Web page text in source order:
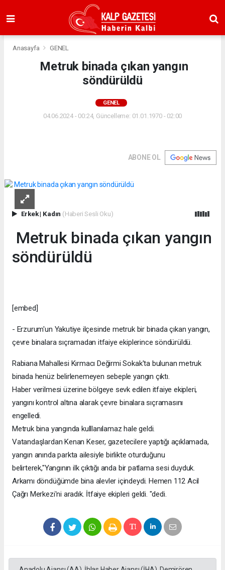
Anasayfa GENEL
Metruk binada çıkan yangın
söndürüldü
GENEL
04.06.2024 - 00:24, Güncelleme: 01.01.1970 - 02:00
ABONE OL
Erkek| Kadın (Haberi Sesli Oku)
Metruk binada çıkan yangın
söndürüldü
[embed]
- Erzurum'un Yakutiye ilçesinde metruk bir binada çıkan yangın,
çevre binalara sıçramadan itfaiye ekiplerince söndürüldü.
Rabiana Mahallesi Kırmacı Değirmi Sokak'ta bulunan metruk
binada henüz belirlenemeyen sebeple yangın çıktı.
Haber verilmesi üzerine bölgeye sevk edilen itfaiye ekipleri,
yangını kontrol altına alarak çevre binalara sıçramasını
engelledi.
Metruk bina yangında kulllanılamaz hale geldi.
Vatandaşlardan Kenan Keser, gazetecilere yaptığı açıklamada,
yangın anında parkta ailesiyle birlikte oturduğunu
belirterek,"Yangının ilk çıktığı anda bir patlama sesi duyduk.
Arkamı döndüğümde bina alevler içindeydi. Hemen 112 Acil
Çağrı Merkezi'ni aradık. İtfaiye ekipleri geldi. "dedi.